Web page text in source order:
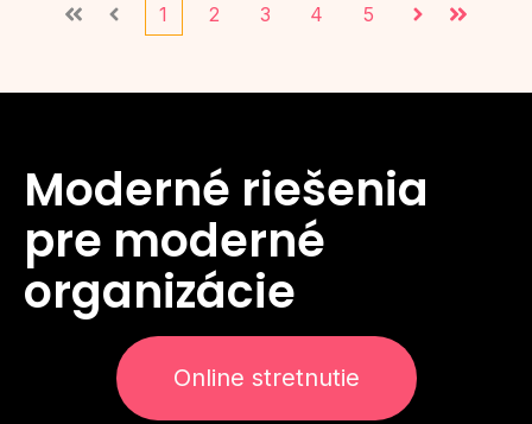
Prvá Predchádzajúce
1 2 3 4 5
ĎalejPosledné
Moderné riešenia
pre moderné
organizácie
Online stretnutie